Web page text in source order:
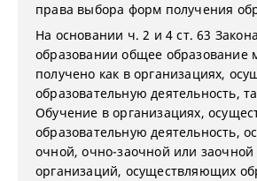
права выбора форм получения
На основании ч. 2 и 4 ст. 63
образовании общее образование
получено как в организациях,
образовательную деятельность,
Обучение в организациях,
образовательную деятельность,
очной, очно-заочной или
организаций, осуществляющих